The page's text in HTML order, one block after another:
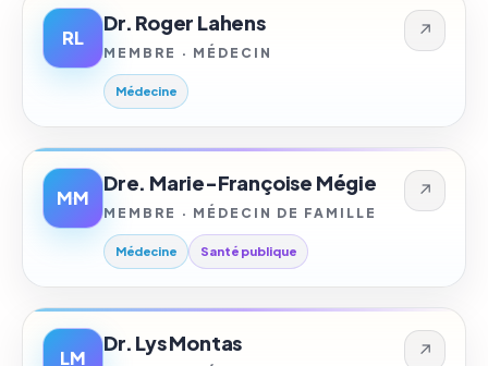
RL
Dr. Roger Lahens
MEMBRE · MÉDECIN
Médecine
↗
MM
Dre. Marie-Françoise Mégie
MEMBRE · MÉDECIN DE FAMILLE
Médecine Santé publique
↗
LM
Dr. Lys Montas ↗